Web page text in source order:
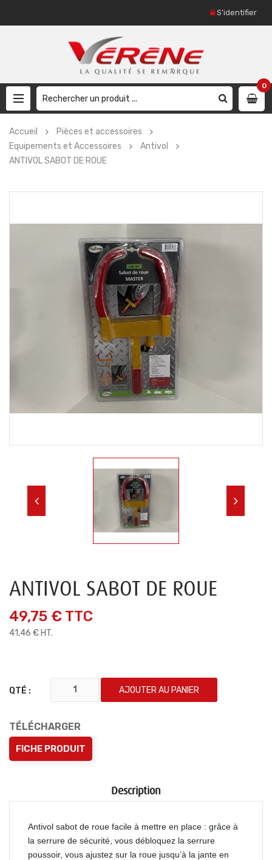
S'identifier
0
Accueil
Pièces et accessoires
Equipements et Accessoires
Antivol
ANTIVOL SABOT DE ROUE
ANTIVOL SABOT DE ROUE
49,75 € TTC
41,46 € HT.
QTÉ : AJOUTER AU PANIER
TÉLÉCHARGER
FICHE PRODUIT
Description
Antivol sabot de roue facile à mettre en place : grâce à
la serrure de sécurité, vous débloquez la serrure
poussoir, vous ajustez sur la roue jusqu’à la jante en